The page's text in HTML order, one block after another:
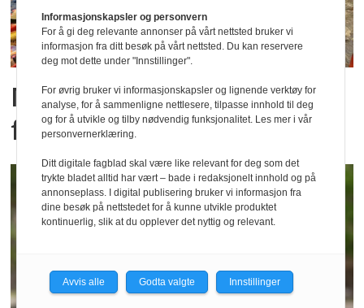
Møtt av dette: – Ord blir
fattige
Informasjonskapsler og personvern
For å gi deg relevante annonser på vårt nettsted bruker vi
informasjon fra ditt besøk på vårt nettsted. Du kan reservere
deg mot dette under "Innstillinger".
For øvrig bruker vi informasjonskapsler og lignende verktøy for
analyse, for å sammenligne nettlesere, tilpasse innhold til deg
og for å utvikle og tilby nødvendig funksjonalitet. Les mer i vår
personvernerklæring.
Ditt digitale fagblad skal være like relevant for deg som det
trykte bladet alltid har vært – bade i redaksjonelt innhold og på
annonseplass. I digital publisering bruker vi informasjon fra
dine besøk på nettstedet for å kunne utvikle produktet
kontinuerlig, slik at du opplever det nyttig og relevant.
Avvis alle Godta valgte Innstillinger